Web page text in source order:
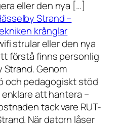
eller den nya […]
Strand –
krånglar
strular eller den nya
förstå finns personlig
Strand. Genom
och pedagogiskt stöd
att hantera –
tack vare RUT-
När datorn låser